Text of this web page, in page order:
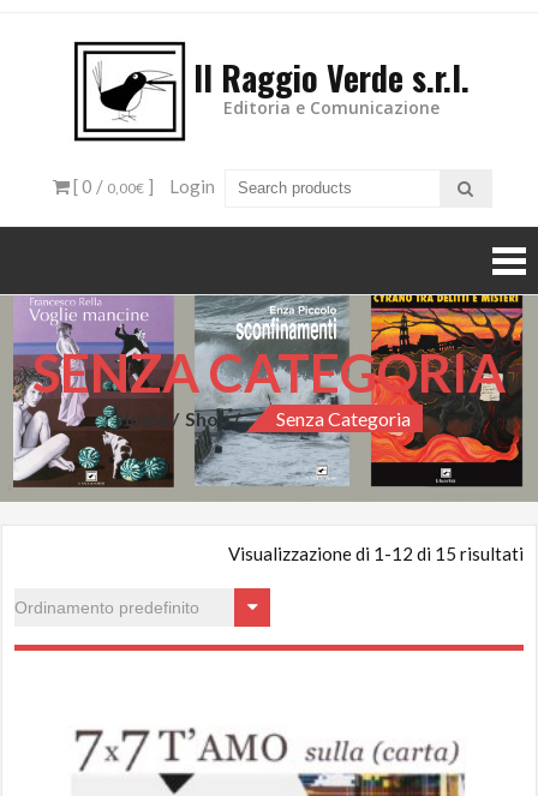
Il Raggio Verde s.r.l.
Editoria e Comunicazione
[ 0 / 0,00€] Login
SENZA CATEGORIA
Home Shop Senza Categoria
Visualizzazione di 1-12 di 15 risultati